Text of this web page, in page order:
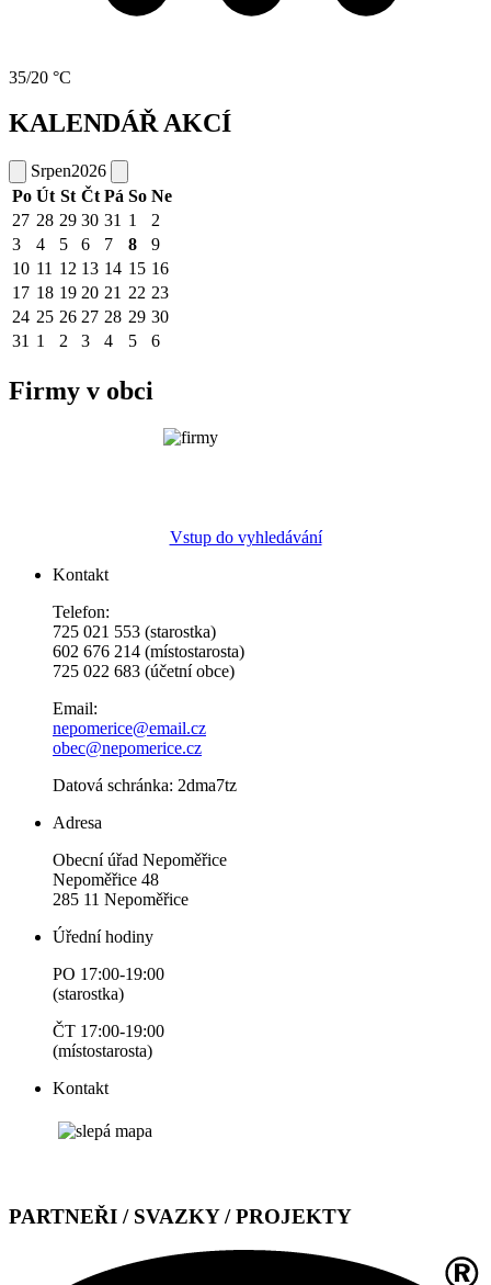
35/20 °C
KALENDÁŘ AKCÍ
Srpen2026
Po Út St Čt Pá So Ne
27 28 29 30 31 1
2
3
4 5 6 7 8
9
10 11 12 13 14 15 16
17 18 19 20 21 22 23
24 25 26 27 28 29 30
31 1 2 3 4 5 6
Firmy v obci
Vstup do vyhledávání
Kontakt
Telefon:
725 021 553 (starostka)
602 676 214 (místostarosta)
725 022 683 (účetní obce)
Email:
nepomerice@email.cz
obec@nepomerice.cz
Datová schránka: 2dma7tz
Adresa
Obecní úřad Nepoměřice
Nepoměřice 48
285 11 Nepoměřice
Úřední hodiny
PO 17:00-19:00
(starostka)
ČT 17:00-19:00
(místostarosta)
Kontakt
PARTNEŘI / SVAZKY / PROJEKTY